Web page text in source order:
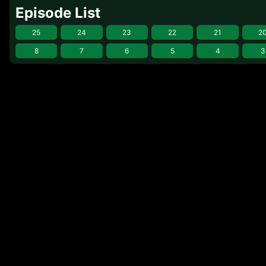
Episode List
25 24 23 22 21 20
8 7 6 5 4 3